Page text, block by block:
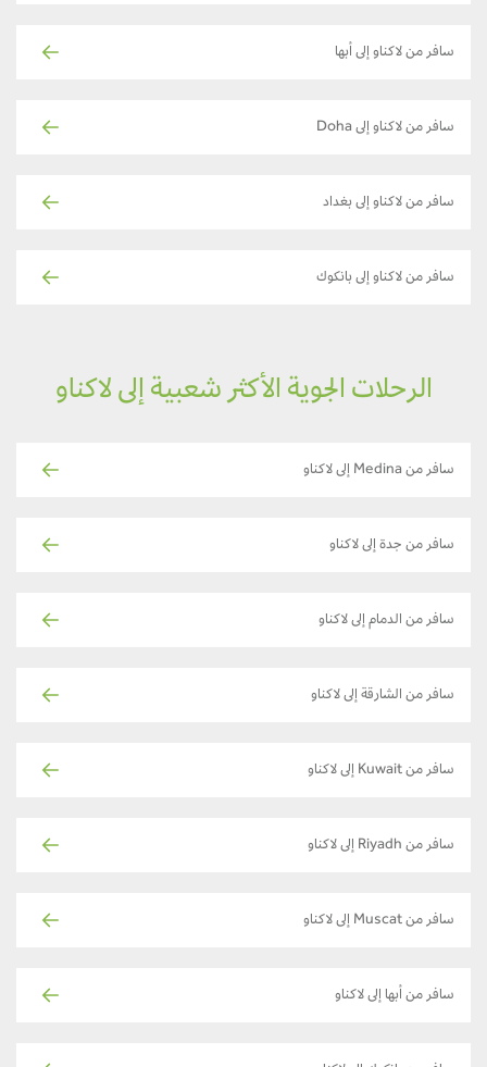
سافر من لاكناو إلى أبها
سافر من لاكناو إلى Doha
سافر من لاكناو إلى بغداد
سافر من لاكناو إلى بانكوك
الرحلات الجوية الأكثر شعبية إلى لاكناو
سافر من Medina إلى لاكناو
سافر من جدة إلى لاكناو
سافر من الدمام إلى لاكناو
سافر من الشارقة إلى لاكناو
سافر من Kuwait إلى لاكناو
سافر من Riyadh إلى لاكناو
سافر من Muscat إلى لاكناو
سافر من أبها إلى لاكناو